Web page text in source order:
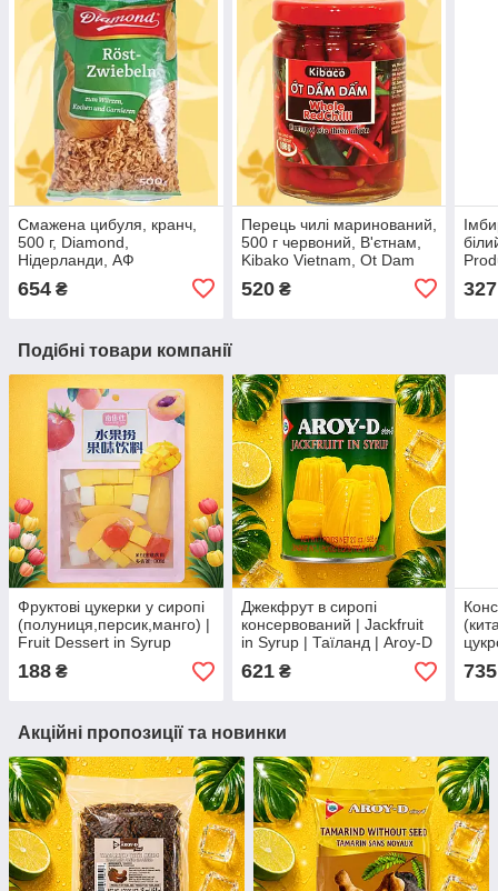
Смажена цибуля, кранч,
500 г, Diamond,
Нідерланди, АФ
654 ₴
Перець чилі маринований,
500 г червоний, В'єтнам,
Kibako Vietnam, Ot Dam
520₴ 327
Подібні товари компанії
Фруктові цукерки у сиропі
(полуниця,персик,манго) |
Fruit Dessert in Syrup
(strawberry,peach,mango) |
Китай | Nanwijia | 80 г Ю
188 ₴
Джекфрут в сиропі
консервований | Jackfruit
in Syrup | Таїланд | Aroy-D
| 565 г | Екзотичний
тропічний фрукт XC
621₴
in
735
Акційні пропозиції та новинки